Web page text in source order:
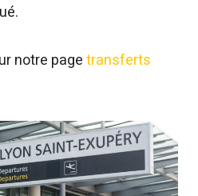
notre pagetransferts